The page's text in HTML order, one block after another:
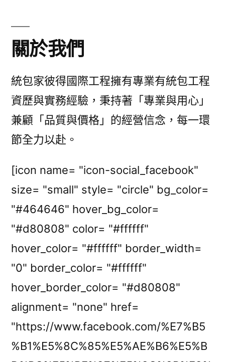
關於我們
統包家彼得國際工程擁有專業有統包工程
資歷與實務經驗，秉持著「專業與用心」
兼顧「品質與價格」的經營信念，每一環
節全力以赴。
[icon name= "icon-social_facebook"
size= "small" style= "circle" bg_color=
"#464646" hover_bg_color=
"#d80808" color= "#ffffff"
hover_color= "#ffffff" border_width=
"0" border_color= "#ffffff"
hover_border_color= "#d80808"
alignment= "none" href=
"https://www.facebook.com/%E7%B5
%B1%E5%8C%85%E5%AE%B6%E5%B